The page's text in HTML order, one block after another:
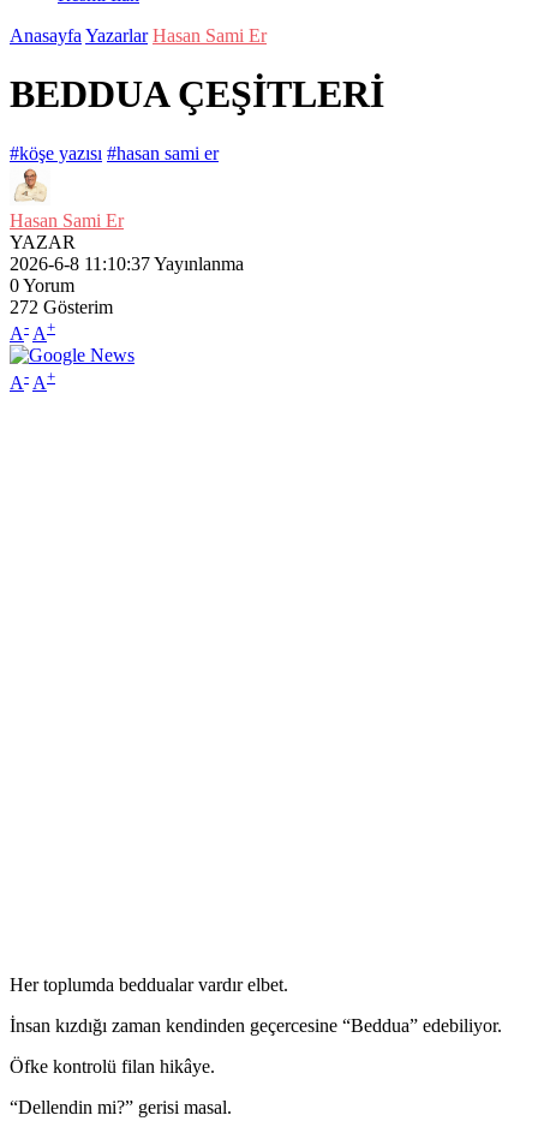
Anasayfa Yazarlar Hasan Sami Er
BEDDUA ÇEŞİTLERİ
#köşe yazısı #hasan sami er
Hasan Sami Er
YAZAR
2026-6-8 11:10:37Yayınlanma
0Yorum
272 Gösterim
A- A+
A- A+
Her toplumda beddualar vardır elbet.
İnsan kızdığı zaman kendinden geçercesine “Beddua” edebiliyor.
Öfke kontrolü filan hikâye.
“Dellendin mi?” gerisi masal.